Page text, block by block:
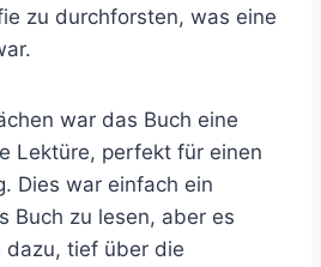
zu durchforsten, was eine
war das Buch eine
Lektüre, perfekt für einen
Dies war einfach ein
Buch zu lesen, aber es
dazu, tief über die